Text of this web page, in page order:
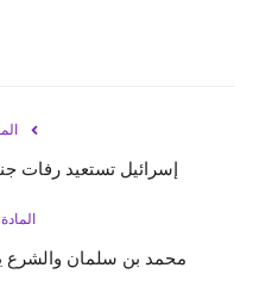
إسرائيل تستعيد رفات
محمد بن سلمان والشرع